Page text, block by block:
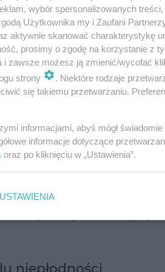
od nazwiska jej twórców
tych zwrócili oni uwagę na
od fazy cyklu
zbiór cech, które
Billingsa, Evelyn
jest to jedna z
niepłodności
wybór spersonalizowanych
Użytkownika my i Zaufani
aktywnie skanować charakterystykę
prosimy o zgodę na korzystanie z
i zawsze możesz ją zmienić/wycofać
strony
. Niektóre rodzaje
się takiemu przetwarzaniu.
informacjami, abyś mógł
informacje dotyczące
oraz po kliknięciu w „Ustawienia”.
USTAWIENIA